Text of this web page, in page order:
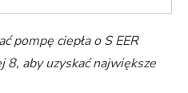
pompę ciepła o S EER
8, aby uzyskać największe